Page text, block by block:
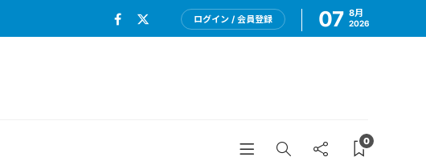
ログイン / 会員登録 07 8月
2026
0